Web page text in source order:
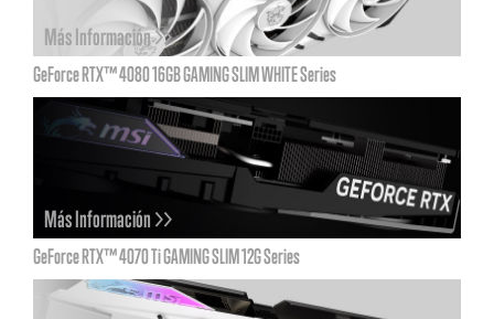
Más Información >>
GeForce RTX™ 4080 16GB GAMING SLIM WHITE Series
Más Información >>
GeForce RTX™ 4070 Ti GAMING SLIM 12G Series